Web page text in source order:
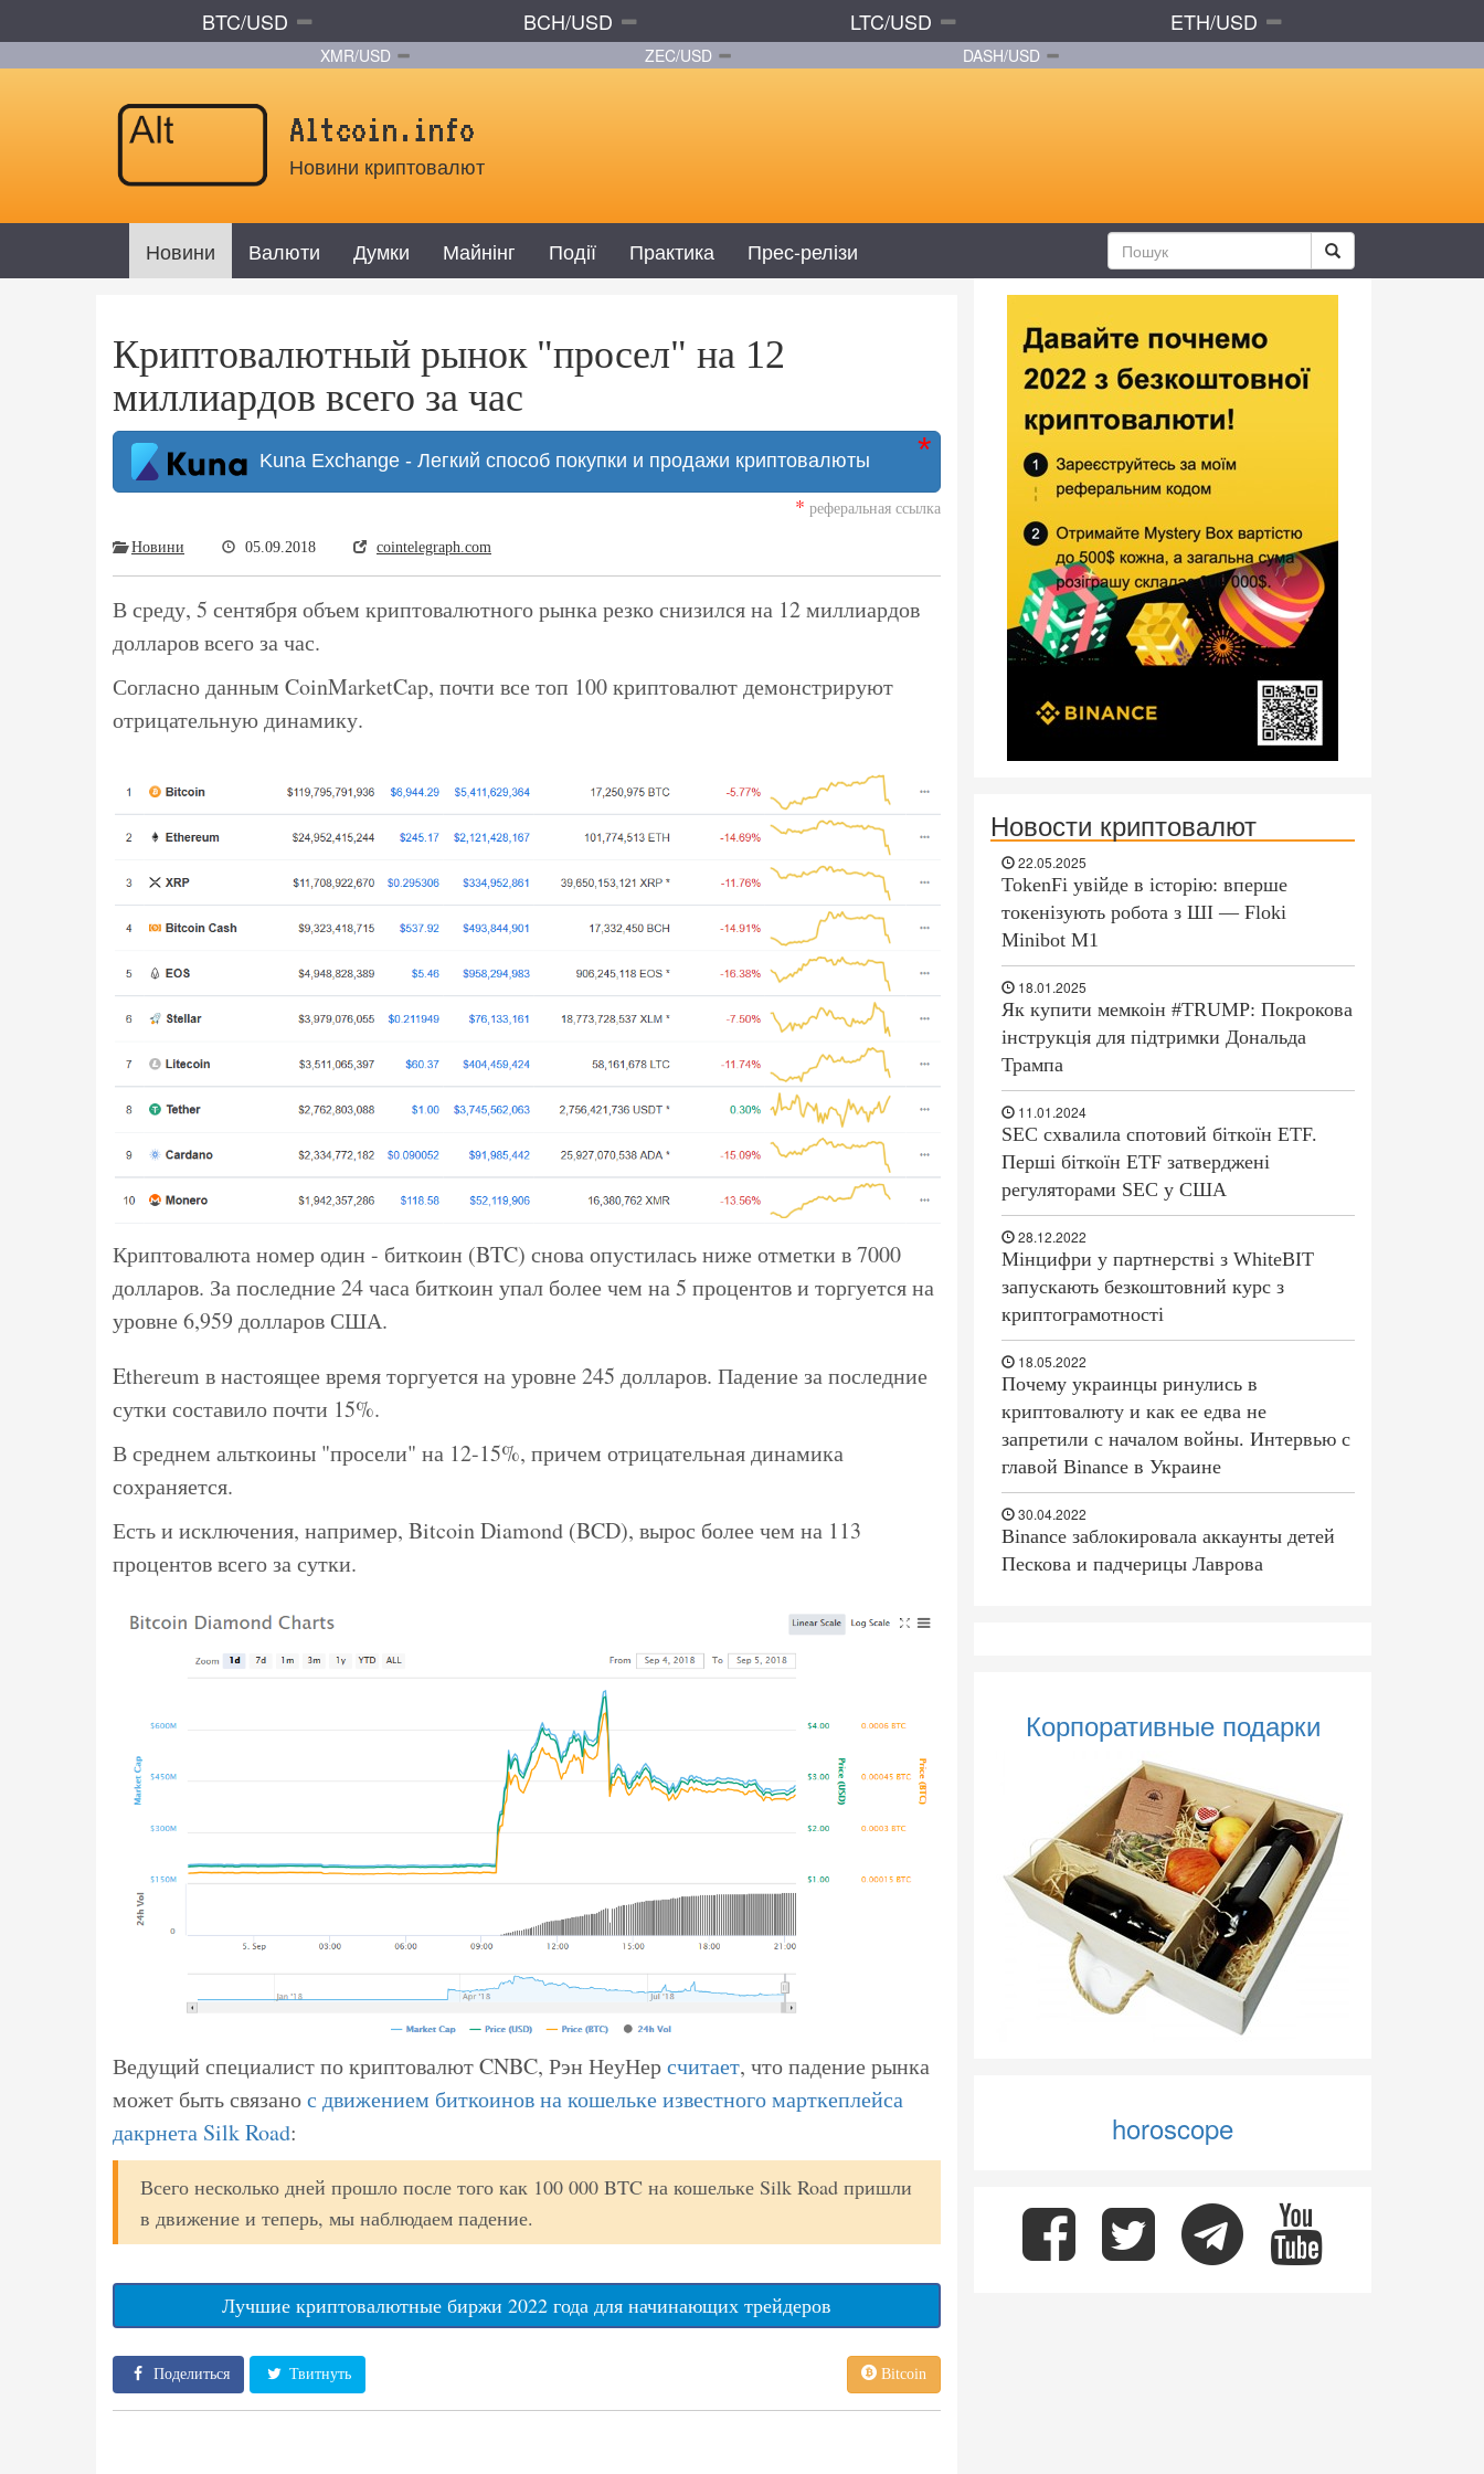
BTC/USD BCH/USD LTC/USD ETH/USD
XMR/USD ZEC/USD DASH/USD
Altcoin.info
Новини криптовалют
Новини Валюти Думки Майнінг Події Практика Прес-релізи
Криптовалютный рынок "просел" на 12
миллиардов всего за час
Kuna Exchange - Легкий способ покупки и продажи криптовалюты
* реферальная ссылка
Новини 05.09.2018 cointelegraph.com
В среду, 5 сентября объем криптовалютного рынка резко снизился на 12 миллиардов
долларов всего за час.
Согласно данным CoinMarketCap, почти все топ 100 криптовалют демонстрируют
отрицательную динамику.
Криптовалюта номер один - биткоин (BTC) снова опустилась ниже отметки в 7000
долларов. За последние 24 часа биткоин упал более чем на 5 процентов и торгуется на
уровне 6,959 долларов США.
Ethereum в настоящее время торгуется на уровне 245 долларов. Падение за последние
сутки составило почти 15%.
В среднем альткоины "просели" на 12-15%, причем отрицательная динамика
сохраняется.
Есть и исключения, например, Bitcoin Diamond (BCD), вырос более чем на 113
процентов всего за сутки.
Ведущий специалист по криптовалют CNBC, Рэн НеуНерсчитает, что падение рынка
может быть связанос движением биткоинов на кошельке известного марткеплейса
дакрнета Silk Road:
Всего несколько дней прошло после того как 100 000 BTC на кошельке Silk Road пришли
в движение и теперь, мы наблюдаем падение.
Лучшие криптовалютные биржи 2022 года для начинающих трейдеров
Поделиться Твитнуть Bitcoin
Новости криптовалют
22.05.2025
TokenFi увійде в історію: вперше
токенізують робота з ШІ — Floki
Minibot M1
18.01.2025
Як купити мемкоін #TRUMP: Покрокова
інструкція для підтримки Дональда
Трампа
11.01.2024
SEC схвалила спотовий біткоїн ETF.
Перші біткоїн ETF затверджені
регуляторами SEC у США
28.12.2022
Мінцифри у партнерстві з WhiteBIT
запускають безкоштовний курс з
криптограмотності
18.05.2022
Почему украинцы ринулись в
криптовалюту и как ее едва не
запретили с началом войны. Интервью с
главой Binance в Украине
30.04.2022
Binance заблокировала аккаунты детей
Пескова и падчерицы Лаврова
Корпоративные подарки
horoscope